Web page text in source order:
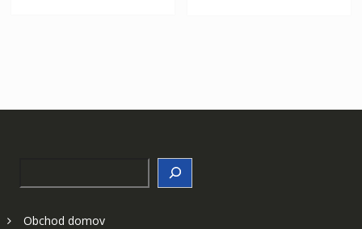
Obchod domov